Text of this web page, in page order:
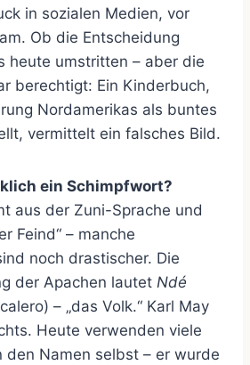
in sozialen Medien, vor
Ob die Entscheidung
heute umstritten – aber die
berechtigt: Ein Kinderbuch,
Nordamerikas als buntes
vermittelt ein falsches Bild.
ein Schimpfwort?
aus der Zuni-Sprache und
Feind“ – manche
noch drastischer. Die
der Apachen lautet Ndé
– „das Volk.“ Karl May
Heute verwenden viele
den Namen selbst – er wurde